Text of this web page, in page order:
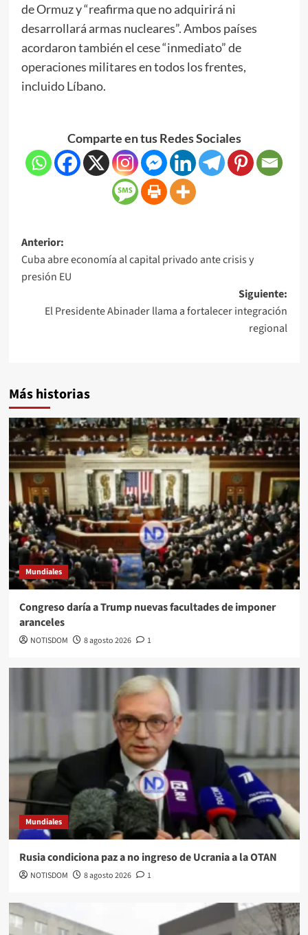
de Ormuz y “reafirma que no adquirirá ni
desarrollará armas nucleares”. Ambos países
acordaron también el cese “inmediato” de
operaciones militares en todos los frentes,
incluido Líbano.
Comparte en tus Redes Sociales
Anterior:
Cuba abre economía al capital privado ante crisis y
presión EU
Siguiente:
El Presidente Abinader llama a fortalecer integración
regional
Más historias
Mundiales
Congreso daría a Trump nuevas facultades de imponer
aranceles
NOTISDOM 8 agosto 2026 1
Mundiales
Rusia condiciona paz a no ingreso de Ucrania a la OTAN
NOTISDOM 8 agosto 2026 1